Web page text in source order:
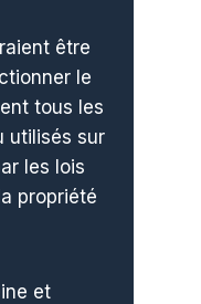
être
le
tous les
utilisés sur
les lois
propriété
et